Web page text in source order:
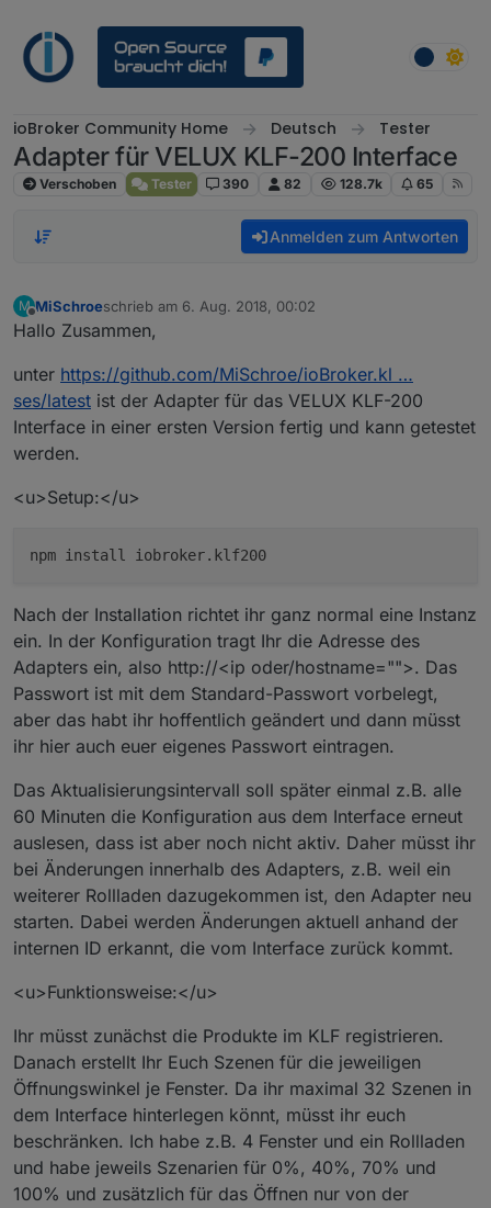
ioBroker Community Home Deutsch Tester
Adapter für VELUX KLF-200 Interface
Verschoben Tester 390 82 128.7k 65
Anmelden zum Antworten
M
Offline
MiSchroeschrieb am 6. Aug. 2018, 00:02
zuletzt editiert von
Hallo Zusammen,
unter https://github.com/MiSchroe/ioBroker.kl …
ses/latest ist der Adapter für das VELUX KLF-200
Interface in einer ersten Version fertig und kann getestet
werden.
<u>Setup:</u>
Nach der Installation richtet ihr ganz normal eine Instanz
ein. In der Konfiguration tragt Ihr die Adresse des
Adapters ein, also http://<ip oder/hostname="">. Das
Passwort ist mit dem Standard-Passwort vorbelegt,
aber das habt ihr hoffentlich geändert und dann müsst
ihr hier auch euer eigenes Passwort eintragen.
Das Aktualisierungsintervall soll später einmal z.B. alle
60 Minuten die Konfiguration aus dem Interface erneut
auslesen, dass ist aber noch nicht aktiv. Daher müsst ihr
bei Änderungen innerhalb des Adapters, z.B. weil ein
weiterer Rollladen dazugekommen ist, den Adapter neu
starten. Dabei werden Änderungen aktuell anhand der
internen ID erkannt, die vom Interface zurück kommt.
<u>Funktionsweise:</u>
Ihr müsst zunächst die Produkte im KLF registrieren.
Danach erstellt Ihr Euch Szenen für die jeweiligen
Öffnungswinkel je Fenster. Da ihr maximal 32 Szenen in
dem Interface hinterlegen könnt, müsst ihr euch
beschränken. Ich habe z.B. 4 Fenster und ein Rollladen
und habe jeweils Szenarien für 0%, 40%, 70% und
100% und zusätzlich für das Öffnen nur von der